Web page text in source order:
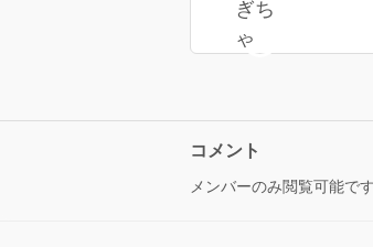
コメント
メンバーのみ閲覧可能です